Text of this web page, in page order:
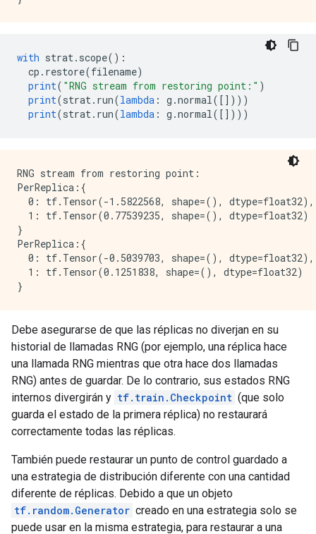
with strat. scope():
cp . restore(filename)
print( "RNG stream from restoring point:" )
print(strat. run(lambda : g .normal([])))
print(strat. run(lambda : g .normal([])))
RNG stream from restoring point:
PerReplica:{
  0: tf.Tensor(-1.5822568, shape=(), dtype=float32),
  1: tf.Tensor(0.77539235, shape=(), dtype=float32)
}
PerReplica:{
  0: tf.Tensor(-0.5039703, shape=(), dtype=float32),
  1: tf.Tensor(0.1251838, shape=(), dtype=float32)
Debe asegurarse de que las réplicas no diverjan en su
historial de llamadas RNG (por ejemplo, una réplica hace
una llamada RNG mientras que otra hace dos llamadas
RNG) antes de guardar. De lo contrario, sus estados RNG
internos divergirán y tf.train.Checkpoint (que solo
guarda el estado de la primera réplica) no restaurará
correctamente todas las réplicas.
También puede restaurar un punto de control guardado a
una estrategia de distribución diferente con una cantidad
diferente de réplicas. Debido a que un objeto
tf.random.Generator creado en una estrategia solo se
puede usar en la misma estrategia, para restaurar a una